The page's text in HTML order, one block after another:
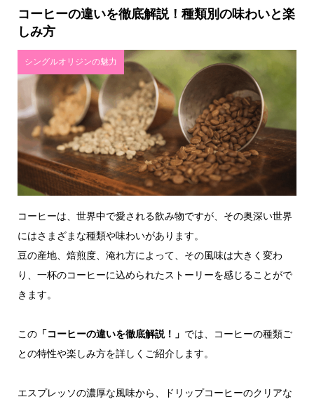
コーヒーの違いを徹底解説！種類別の味わいと楽
しみ方
シングルオリジンの魅力
コーヒーは、世界中で愛される飲み物ですが、その奥深い世界
にはさまざまな種類や味わいがあります。
豆の産地、焙煎度、淹れ方によって、その風味は大きく変わ
り、一杯のコーヒーに込められたストーリーを感じることがで
きます。
この「コーヒーの違いを徹底解説！」 では、コーヒーの種類ご
との特性や楽しみ方を詳しくご紹介します。
エスプレッソの濃厚な風味から、ドリップコーヒーのクリアな